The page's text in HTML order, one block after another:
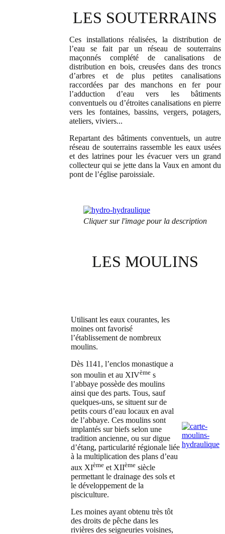
LES SOUTERRAINS
Ces installations réalisées, la distribution de
l’eau se fait par un réseau de souterrains
maçonnés complété de canalisations de
distribution en bois, creusées dans des troncs
d’arbres et de plus petites canalisations
raccordées par des manchons en fer pour
l’adduction d’eau vers les bâtiments
conventuels ou d’étroites canalisations en pierre
vers les fontaines, bassins, vergers, potagers,
ateliers, viviers...
Repartant des bâtiments conventuels, un autre
réseau de souterrains rassemble les eaux usées
et des latrines pour les évacuer vers un grand
collecteur qui se jette dans la Vaux en amont du
pont de l’église paroissiale.
Cliquer sur l'image pour la description
LES MOULINS
Utilisant les eaux courantes, les
moines ont favorisé
l’établissement de nombreux
moulins.
Dès 1141, l’enclos monastique a
son moulin et au XIVèmes
l’abbaye possède des moulins
ainsi que des parts. Tous, sauf
quelques-uns, se situent sur de
petits cours d’eau locaux en aval
de l’abbaye. Ces moulins sont
implantés sur biefs selon une
tradition ancienne, ou sur digue
d’étang, particularité régionale liée
à la multiplication des plans d’eau
aux XIèmeet XIIèmesiècle
permettant le drainage des sols et
le développement de la
pisciculture.
Les moines ayant obtenu très tôt
des droits de pêche dans les
rivières des seigneuries voisines,